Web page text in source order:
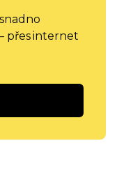
přes internet